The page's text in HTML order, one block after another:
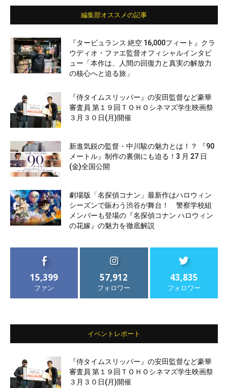
編集部オススメの記事
『タービュランス 絶空 16,000フィート』クラ
ウディオ・ファエ監督オフィシャルインタビ
ュー「本作は、人間の回復力と真実の解放力
の核心へと迫る旅」
『侍タイムスリッパー』の安田監督など豪華
審査員 第１９回ＴＯＨＯシネマズ学生映画祭
３月３０日(月)開催
新進気鋭の監督・中川駿の魅力とは！？ 『90
メートル』制作の裏側にも迫る！3 月 27 日
(金)全国公開
劇場版「名探偵コナン」最新作はハロウィン
シーズンで賑わう渋谷が舞台！ 警察学校組
メンバーも登場の『名探偵コナン ハロウィン
の花嫁』の魅力を徹底解説
15,399
ファン
57,912
フォロワー
43,835
フォロワー
イベントレポート
『侍タイムスリッパー』の安田監督など豪華
審査員 第１９回ＴＯＨＯシネマズ学生映画祭
３月３０日(月)開催